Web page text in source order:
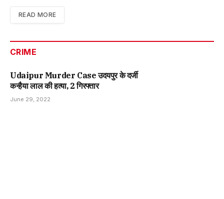
READ MORE
CRIME
Udaipur Murder Case उदयपुर के दर्जी
कन्हैया लाल की हत्या, 2 गिरफ्तार
June 29, 2022